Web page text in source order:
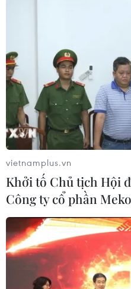
vietnamplus.vn
Khởi tố Chủ tịch Hội
Công ty cổ phần